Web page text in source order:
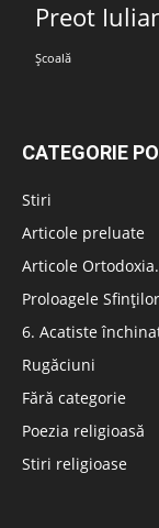
Preot
Școală
CATEGORIE
Stiri
Articole preluate
Articole
Proloagele
6. Acatiste
Rugăciuni
Fără categorie
Poezia religioasă
Stiri religioase